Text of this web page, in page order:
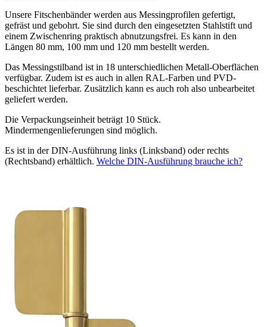
Unsere Fitschenbänder werden aus Messingprofilen gefertigt,
gefräst und gebohrt. Sie sind durch den eingesetzten Stahlstift und
einem Zwischenring praktisch abnutzungsfrei. Es kann in den
Längen 80 mm, 100 mm und 120 mm bestellt werden.
Das Messingstilband ist in 18 unterschiedlichen Metall-Oberflächen
verfügbar. Zudem ist es auch in allen RAL-Farben und PVD-
beschichtet lieferbar. Zusätzlich kann es auch roh also unbearbeitet
geliefert werden.
Die Verpackungseinheit beträgt 10 Stück.
Mindermengenlieferungen sind möglich.
Es ist in der DIN-Ausführung links (Linksband) oder rechts
(Rechtsband) erhältlich. Welche DIN-Ausführung brauche ich?